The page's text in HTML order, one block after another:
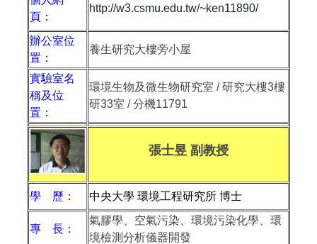
頁：
http://w3.csmu.edu.tw/~ken11890/
辦公室位
置：
養生研究大樓旁小屋
實驗室名
稱及位
置：
環境生物及微生物研究室 / 研究大樓3樓
研33室 / 分機11791
張士昱 副教授
學 歷： 中央大學 環境工程研究所 博士
專 長：
氣膠學、空氣污染、環境污染化學、環
境檢測分析儀器開發